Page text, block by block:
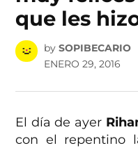
que les
by SOPIBECARIO
ENERO 29, 2016
El día de ayer
con el repentino